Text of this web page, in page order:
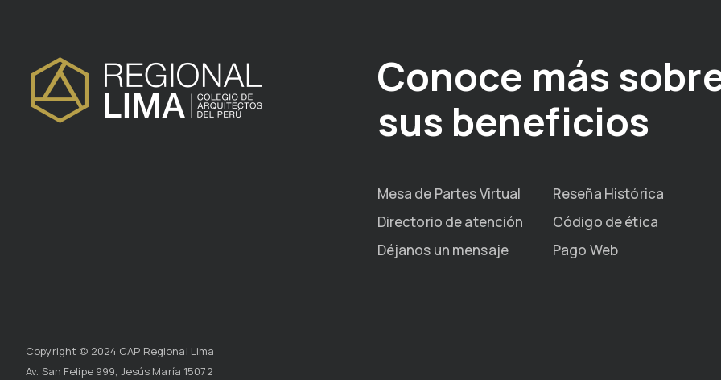
Conoce más
sus beneficios
Mesa de Partes Virtual
Reseña Histórica
Directorio de atención
Código de ética
Déjanos un mensaje
Pago Web
Copyright © 2024 CAP Regional Lima
Av. San Felipe 999, Jesús María 15072